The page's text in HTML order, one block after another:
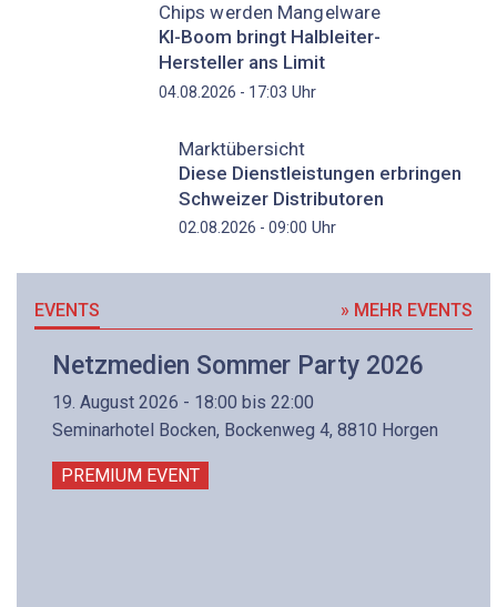
Chips werden Mangelware
KI-Boom bringt Halbleiter-
Hersteller ans Limit
04.08.2026 - 17:03 Uhr
Marktübersicht
Diese Dienstleistungen erbringen
Schweizer Distributoren
02.08.2026 - 09:00 Uhr
EVENTS » MEHR EVENTS
Netzmedien Sommer Party 2026
19. August 2026 - 18:00 bis 22:00
Seminarhotel Bocken, Bockenweg 4, 8810 Horgen
PREMIUM EVENT